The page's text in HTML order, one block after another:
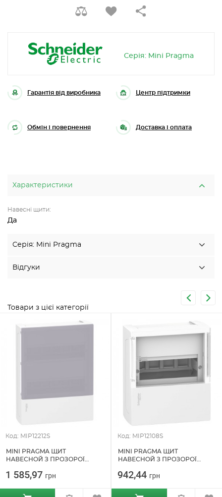
Серія: Mini Pragma
Гарантія від виробника Центр підтримки
Обмін і повернення Доставка і оплата
Характеристики
Навесні щити:
Да
Серія: Mini Pragma
Відгуки
Товари з цієї категорії
Код: MIP12212S
MINI PRAGMA ЩИТ
НАВЕСНОЙ З ПРОЗОРОЇ
ELECTRIC (MIP12212S)
1 585,97 грн
Код: MIP12108S
MINI PRAGMA ЩИТ
НАВЕСНОЙ З ПРОЗОРОЇ
ELECTRIC (MIP12108S)
942,44 грн